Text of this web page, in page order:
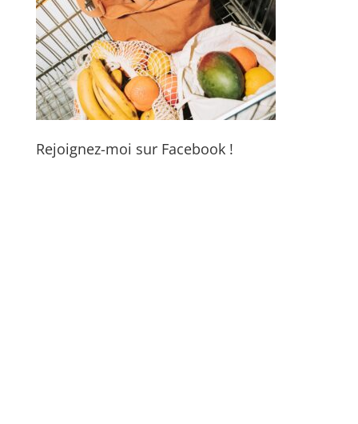
Rejoignez-moi sur Facebook !